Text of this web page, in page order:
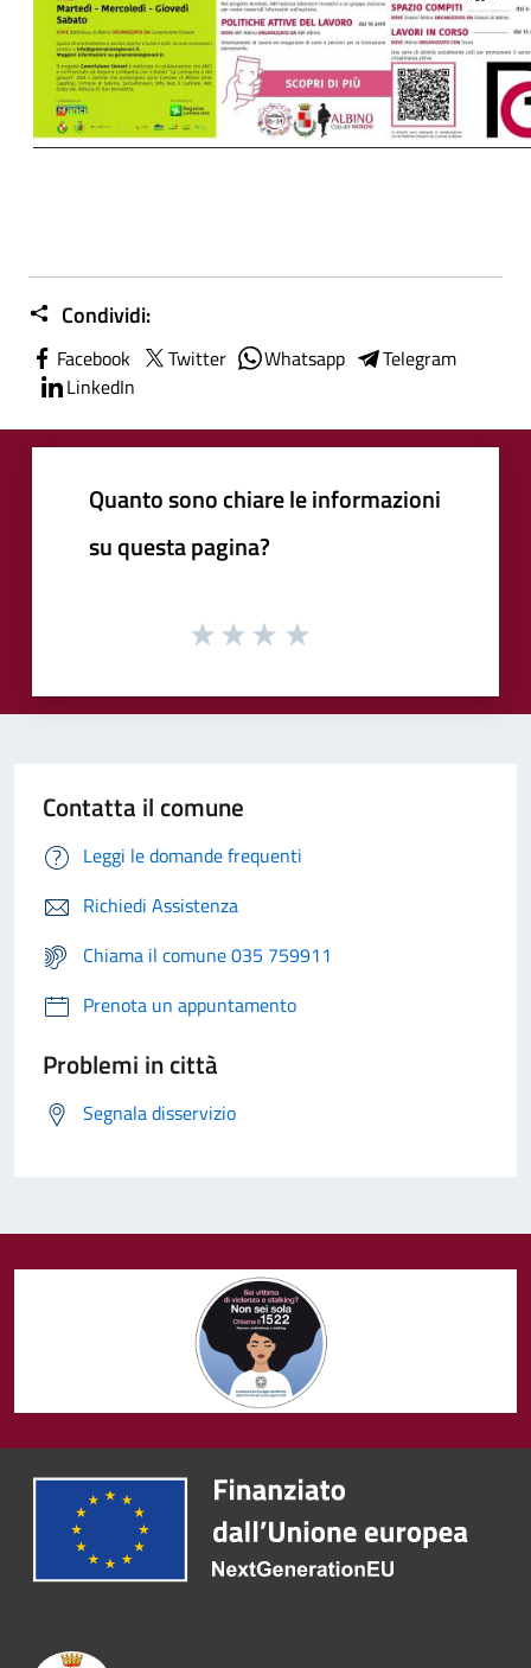
Condividi:
Facebook Twitter Whatsapp
Telegram
LinkedIn
Quanto sono chiare le informazioni
su questa pagina?
Contatta il comune
Leggi le domande frequenti
Richiedi Assistenza
Chiama il comune 035 759911
Prenota un appuntamento
Problemi in città
Segnala disservizio